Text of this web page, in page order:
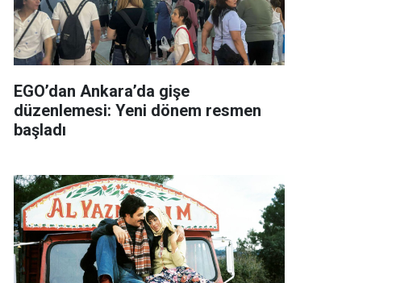
EGO’dan Ankara’da gişe
düzenlemesi: Yeni dönem resmen
başladı